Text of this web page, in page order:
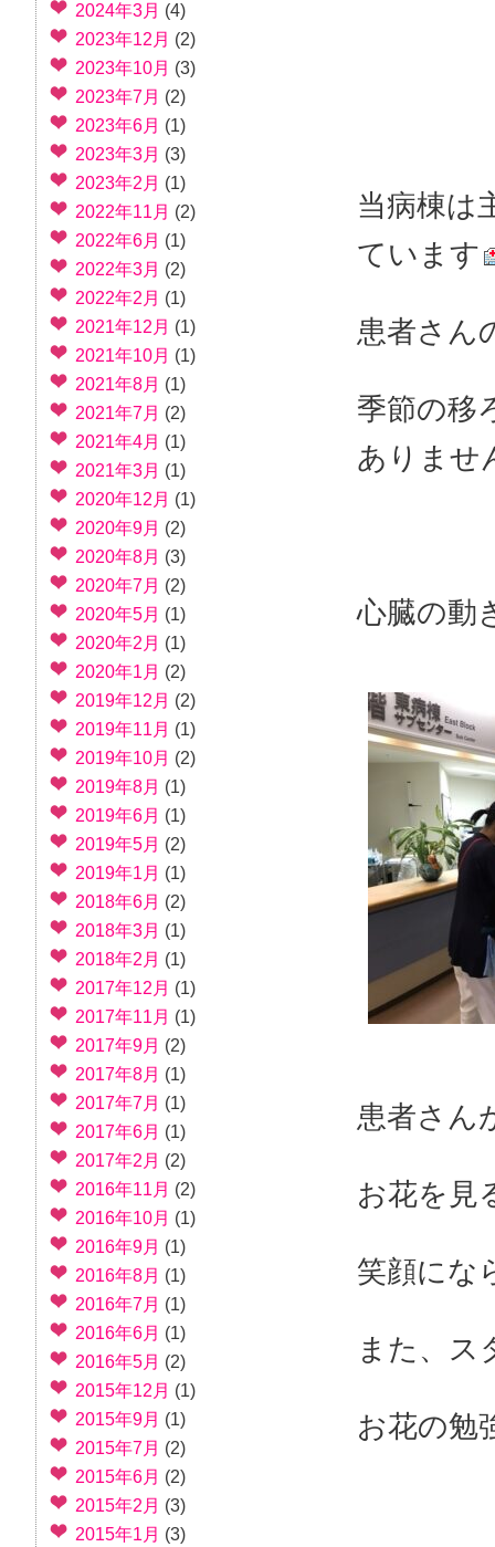
当病棟は
ています
患者さん
季節の移
ありませ
心臓の動
患者さん
お花を見
笑顔にな
また、ス
お花の勉
2024年3月 (4)
2023年12月 (2)
2023年10月 (3)
2023年7月 (2)
2023年6月 (1)
2023年3月 (3)
2023年2月 (1)
2022年11月 (2)
2022年6月 (1)
2022年3月 (2)
2022年2月 (1)
2021年12月 (1)
2021年10月 (1)
2021年8月 (1)
2021年7月 (2)
2021年4月 (1)
2021年3月 (1)
2020年12月 (1)
2020年9月 (2)
2020年8月 (3)
2020年7月 (2)
2020年5月 (1)
2020年2月 (1)
2020年1月 (2)
2019年12月 (2)
2019年11月 (1)
2019年10月 (2)
2019年8月 (1)
2019年6月 (1)
2019年5月 (2)
2019年1月 (1)
2018年6月 (2)
2018年3月 (1)
2018年2月 (1)
2017年12月 (1)
2017年11月 (1)
2017年9月 (2)
2017年8月 (1)
2017年7月 (1)
2017年6月 (1)
2017年2月 (2)
2016年11月 (2)
2016年10月 (1)
2016年9月 (1)
2016年8月 (1)
2016年7月 (1)
2016年6月 (1)
2016年5月 (2)
2015年12月 (1)
2015年9月 (1)
2015年7月 (2)
2015年6月 (2)
2015年2月 (3)
2015年1月 (3)